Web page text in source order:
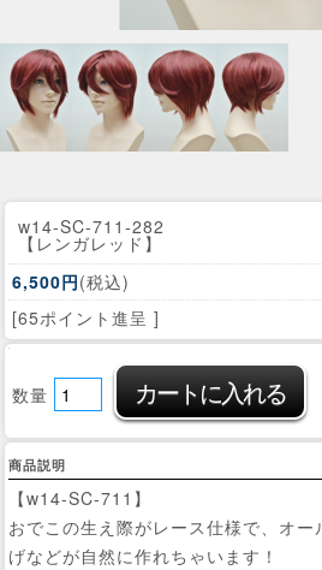
w14-SC-711-282
【レンガレッド】
6,500円(税込)
[65ポイント進呈 ]
数量
商品説明
【w14-SC-711】
おでこの生え際がレース仕様で、オ
げなどが自然に作れちゃいます！